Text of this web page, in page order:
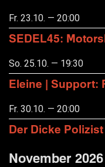
Fr. 23.10. — 20:00
SEDEL45:
So. 25.10. — 19:30
Eleine | Support:
Fr. 30.10. — 20:00
Der Dicke
November 2026